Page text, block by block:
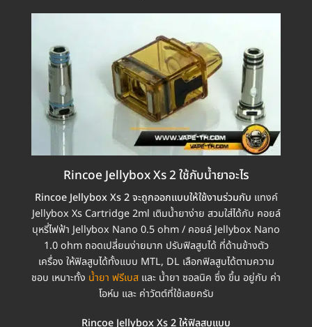
Rincoe Jellybox Xs 2 ใช้กับน้ำยาอะไร
Rincoe Jellybox Xs 2 จะถูกออกแบบให้ใช้งานร่วมกับ แทงค์
Jellybox Xs Cartridge 2ml เติมน้ำยาง่าย สวมใส่ได้กับ คอยล์
บุหรี่ไฟฟ้า Jellybox Nano 0.5 ohm / คอยล์ Jellybox Nano
1.0 ohm ถอดเปลี่ยนง่ายมาก ปรับฟิลสูบได้ ที่ด้านข้างตัว
เครื่อง ให้ฟิลสูบได้ทั้งแบบ MTL, DL เลือกฟิลสูบได้ตามความ
ชอบ เหมาะทั้ง น้ำยา ฟรีเบส และ น้ำยา ซอลนิค ซึ่ง ขึ้น อยู่กับ ค่า
โอห์ม และ ค่าวัตต์ที่ใช้เลยครับ
Rincoe Jellybox Xs 2 ให้ฟิลสูบแบบ